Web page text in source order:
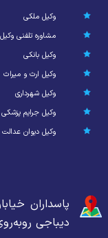
وکیل ملکی
مشاوره تلفنی وکیل
وکیل بانکی
وکیل ارث و میراث
وکیل شهرداری
وکیل جرایم پزشکی
وکیل دیوان عدالت
پاسداران
دیباجی روبه‌روی